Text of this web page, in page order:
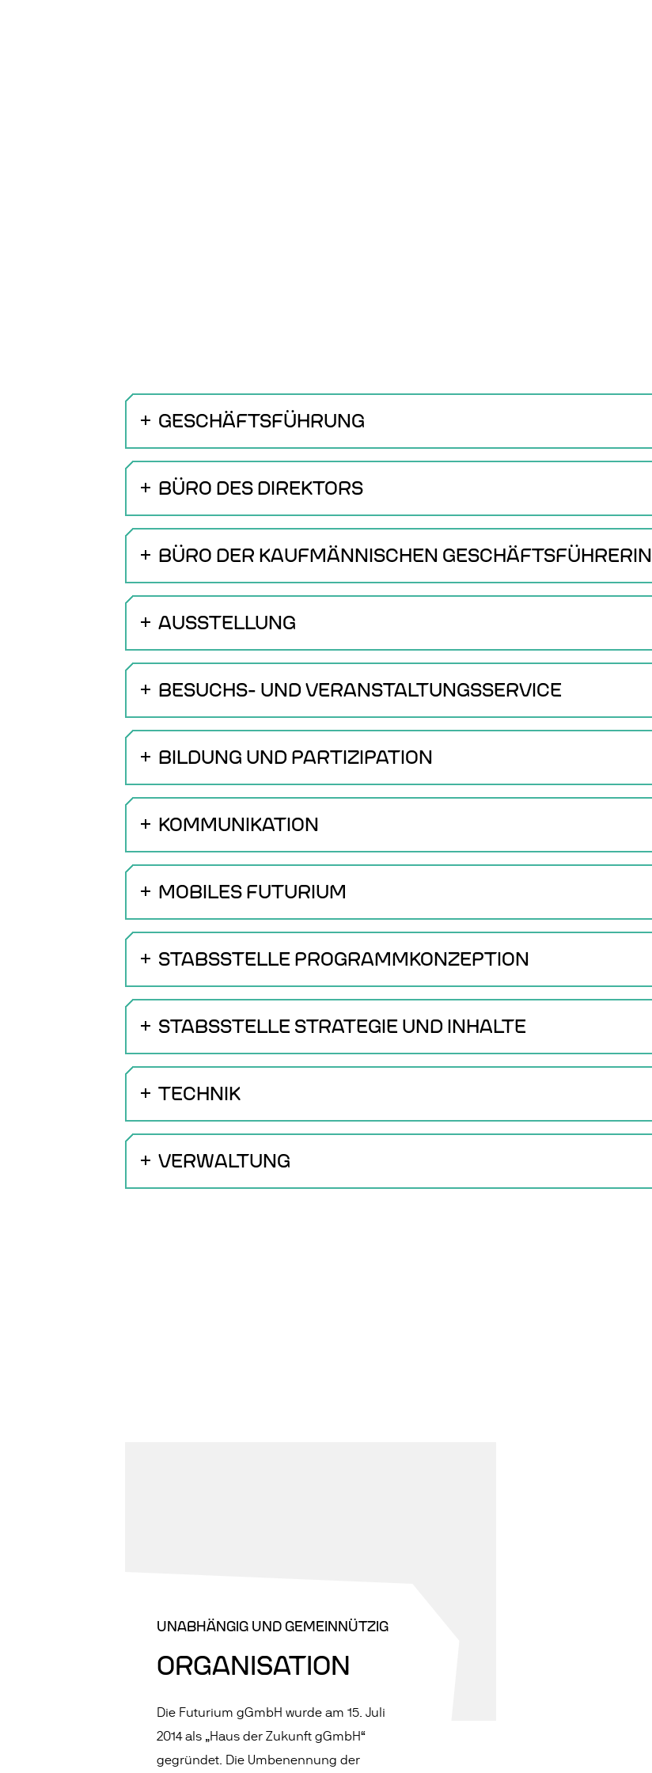
GESCHÄFTSFÜHRUNG
BÜRO DES DIREKTORS
BÜRO DER KAUFMÄNNISCHEN GESCHÄFTSFÜHRERIN
AUSSTELLUNG
BESUCHS- UND VERANSTALTUNGSSERVICE
BILDUNG UND PARTIZIPATION
KOMMUNIKATION
MOBILES FUTURIUM
STABSSTELLE PROGRAMMKONZEPTION
STABSSTELLE STRATEGIE UND INHALTE
TECHNIK
VERWALTUNG
UNABHÄNGIG UND GEMEINNÜTZIG
ORGANISATION
Die Futurium gGmbH wurde am 15. Juli
2014 als „Haus der Zukunft gGmbH“
gegründet. Die Umbenennung der